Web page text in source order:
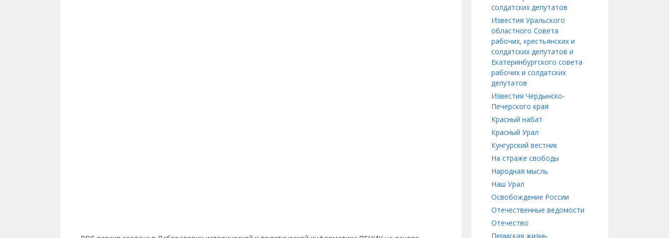
солдатских депутатов
Известия Уральского
областного Совета
рабочих, крестьянских и
солдатских депутатов и
Екатеринбургского совета
рабочих и солдатских
депутатов
Известия Чердынско-
Печерского края
Красный набат
Красный Урал
Кунгурский вестник
На страже свободы
Народная мысль
Наш Урал
Освобождение России
Отечественные ведомости
Отечество
Пермская жизнь